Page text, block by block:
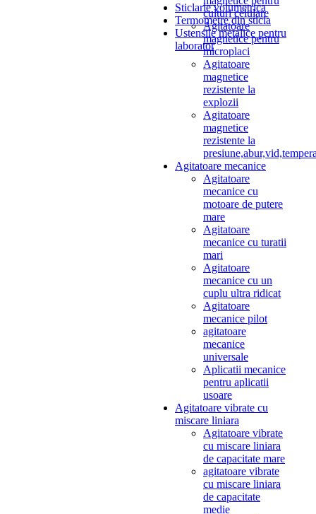
culturi celulare
Agitatoare
magnetice pentru
microplaci
Agitatoare
magnetice
rezistente la
explozii
Agitatoare
magnetice
rezistente la
Agitatoare mecanice
Agitatoare
mecanice cu
motoare de putere
mare
Agitatoare
mecanice cu turatii
mari
Agitatoare
mecanice cu un
cuplu ultra ridicat
Agitatoare
mecanice pilot
agitatoare
mecanice
universale
Aplicatii mecanice
pentru aplicatii
usoare
Agitatoare vibrate cu
miscare liniara
Agitatoare vibrate
cu miscare liniara
de capacitate mare
agitatoare vibrate
cu miscare liniara
de capacitate
medie
Sticlarie volumetrica
Termometre din sticla
Ustensile metalice pentru
laborator